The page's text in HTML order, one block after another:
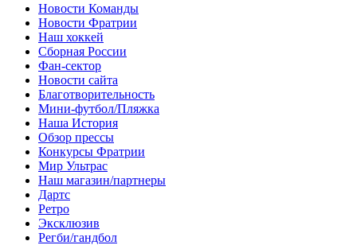
Новости Команды
Новости Фратрии
Наш хоккей
Сборная России
Фан-cектор
Новости сайта
Благотворительность
Мини-футбол/Пляжка
Наша История
Обзор прессы
Конкурсы Фратрии
Мир Ультрас
Наш магазин/партнеры
Дартс
Ретро
Эксклюзив
Регби/гандбол